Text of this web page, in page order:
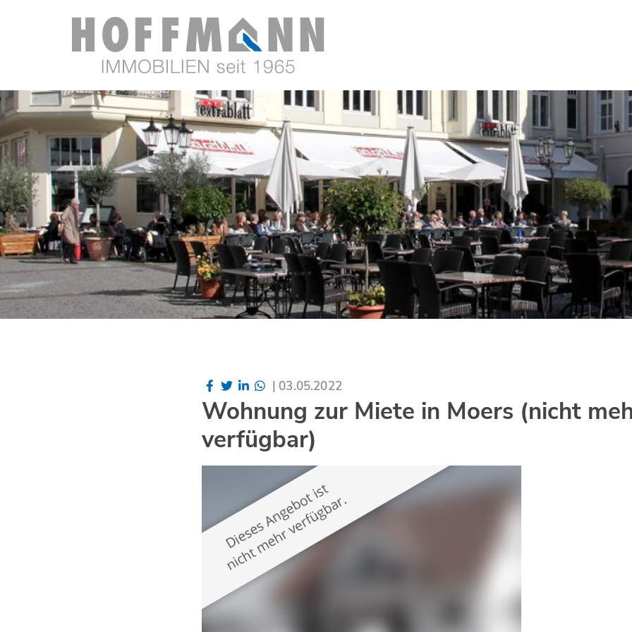
| 03.05.2022
Wohnung zur Miete in Moers (nicht
verfügbar)